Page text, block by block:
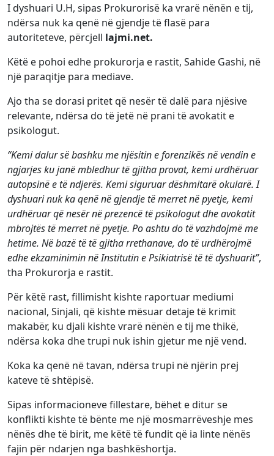
I dyshuari U.H, sipas Prokurorisë ka vrarë nënën e tij,
ndërsa nuk ka qenë në gjendje të flasë para
autoriteteve, përcjell lajmi.net.
Këtë e pohoi edhe prokurorja e rastit, Sahide Gashi, në
një paraqitje para mediave.
Ajo tha se dorasi pritet që nesër të dalë para njësive
relevante, ndërsa do të jetë në prani të avokatit e
psikologut.
“Kemi dalur së bashku me njësitin e forenzikës në vendin e
ngjarjes ku janë mbledhur të gjitha provat, kemi urdhëruar
autopsinë e të ndjerës. Kemi siguruar dëshmitarë okularë. I
dyshuari nuk ka qenë në gjendje të merret në pyetje, kemi
urdhëruar që nesër në prezencë të psikologut dhe avokatit
mbrojtës të merret në pyetje. Po ashtu do të vazhdojmë me
hetime. Në bazë të të gjitha rrethanave, do të urdhërojmë
edhe ekzaminimin në Institutin e Psikiatrisë të të dyshuarit”,
tha Prokurorja e rastit.
Për këtë rast, fillimisht kishte raportuar mediumi
nacional, Sinjali, që kishte mësuar detaje të krimit
makabër, ku djali kishte vrarë nënën e tij me thikë,
ndërsa koka dhe trupi nuk ishin gjetur me një vend.
Koka ka qenë në tavan, ndërsa trupi në njërin prej
kateve të shtëpisë.
Sipas informacioneve fillestare, bëhet e ditur se
konflikti kishte të bënte me një mosmarrëveshje mes
nënës dhe të birit, me këtë të fundit që ia linte nënës
fajin për ndarjen nga bashkëshortja.